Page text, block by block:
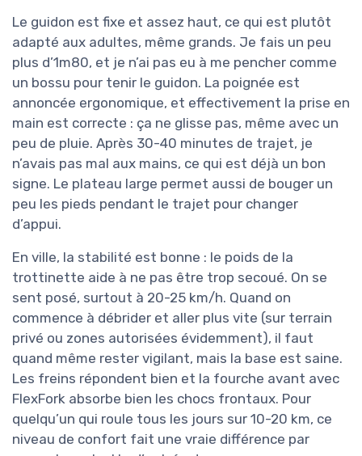
Le guidon est fixe et assez haut, ce qui est plutôt
adapté aux adultes, même grands. Je fais un peu
plus d’1m80, et je n’ai pas eu à me pencher comme
un bossu pour tenir le guidon. La poignée est
annoncée ergonomique, et effectivement la prise en
main est correcte : ça ne glisse pas, même avec un
peu de pluie. Après 30-40 minutes de trajet, je
n’avais pas mal aux mains, ce qui est déjà un bon
signe. Le plateau large permet aussi de bouger un
peu les pieds pendant le trajet pour changer
d’appui.
En ville, la stabilité est bonne : le poids de la
trottinette aide à ne pas être trop secoué. On se
sent posé, surtout à 20-25 km/h. Quand on
commence à débrider et aller plus vite (sur terrain
privé ou zones autorisées évidemment), il faut
quand même rester vigilant, mais la base est saine.
Les freins répondent bien et la fourche avant avec
FlexFork absorbe bien les chocs frontaux. Pour
quelqu’un qui roule tous les jours sur 10-20 km, ce
niveau de confort fait une vraie différence par